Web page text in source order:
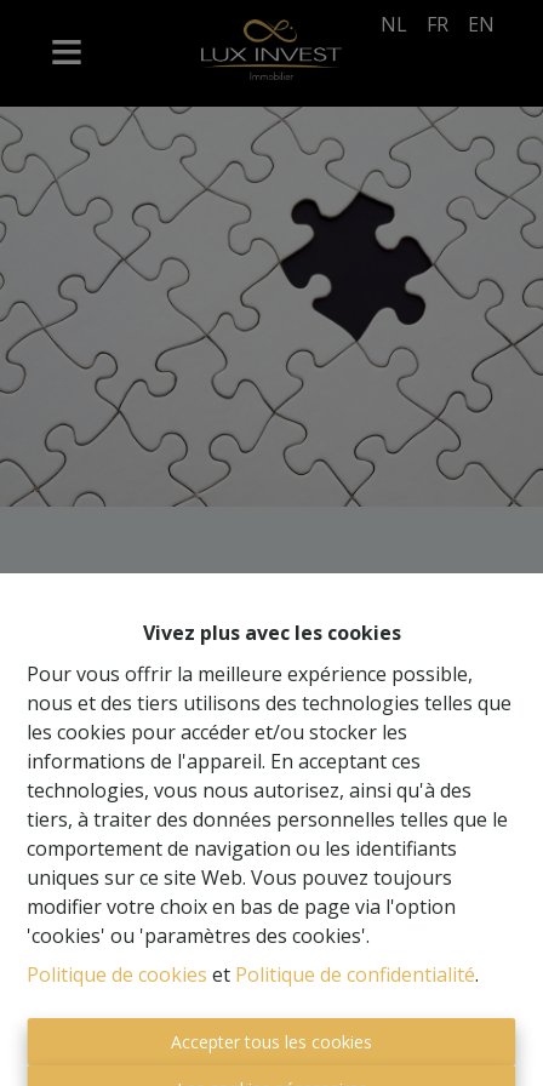
Vivez plus avec les cookies
Pour vous offrir la meilleure expérience possible,
nous et des tiers utilisons des technologies telles que
les cookies pour accéder et/ou stocker les
informations de l'appareil. En acceptant ces
technologies, vous nous autorisez, ainsi qu'à des
tiers, à traiter des données personnelles telles que le
comportement de navigation ou les identifiants
uniques sur ce site Web. Vous pouvez toujours
modifier votre choix en bas de page via l'option
'cookies' ou 'paramètres des cookies'.
Politique de cookies et Politique de confidentialité.
Accepter tous les cookies
NL FR EN
plus
À Vendre À Louer